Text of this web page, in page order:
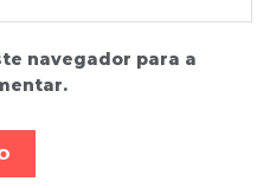
navegador para a